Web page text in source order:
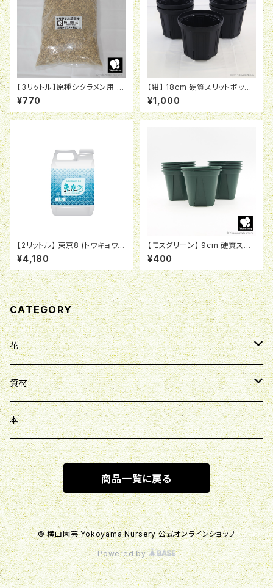
【3リットル】原種シクラメン用 横
山園芸オリジナル培養土
¥770
【紺】 18cm 硬質スリットポット
CSM-180
¥1,000
【2リットル】 東京8 (トウキョウ
エイト) 次世代型植物活性剤
¥4,180
【モスグリーン】 9cm 硬質スリ
ットポット EU-9
¥400
CATEGORY
花
クリスマスローズ
原種シクラメン
ダイヤモンドリリー
ココアクア
ネリネ
アネモネ
資材
用土
ポット
本
商品一覧に戻る
© 横山園芸 Yokoyama Nursery 公式オンラインショップ
Powered by